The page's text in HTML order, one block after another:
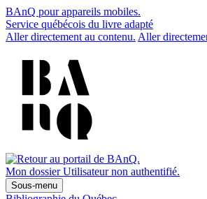
BAnQ pour appareils mobiles.
Service québécois du livre adapté
Aller directement au contenu. Aller
Mon dossier Utilisateur non authentifié.
Sous-menu